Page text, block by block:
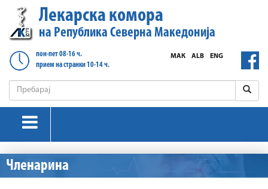
Лекарска комора
на Република Северна Македонија
пон-пет 08-16 ч.
прием на странки 10-14 ч.
ENG
ALB
МАК
Членарина